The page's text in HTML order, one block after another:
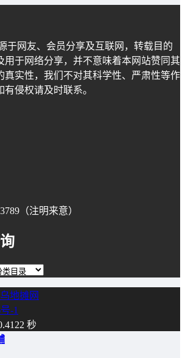
于网友、会员分享及互联网，转载目的
用于网络分享，并不意味着本网站赞同其
真实性，我们不对其科学性、严肃性等作
侵权请及时联系。
（注明来意）
地摊网
-1
秒